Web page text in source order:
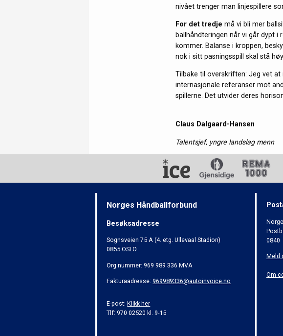
nivået trenger man linjespillere
For det tredje må vi bli mer
ballhåndteringen når vi går dypt i
kommer. Balanse i kroppen,
nok i sitt pasningsspill skal stå
Tilbake til overskriften: Jeg vet at
internasjonale referanser mot
spillerne. Det utvider deres
Claus Dalgaard-Hansen
Talentsjef, yngre landslag menn
Norges Håndballforbund
Besøksadresse
Sognsveien 75 A (4. etg. Ullevaal Stadion)
0855 OSLO
Org.nummer: 969 989 336 MVA
Fakturaadresse:969989336@autoinvoice.no
E-post:Klikk her
Tlf: 970 02520 kl. 9-15
0840
Meld
Om